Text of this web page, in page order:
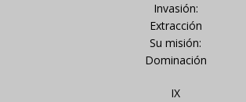
Invasión:
Extracción
Su misión:
Dominación
IX